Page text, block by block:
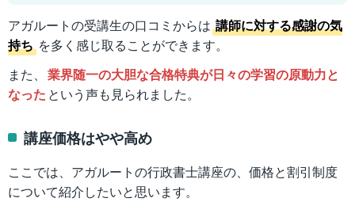
アガルートの受講生の口コミからは 講師に対する感謝の気
持ち を多く感じ取ることができます。
また、 業界随一の大胆な合格特典が日々の学習の原動力と
なった という声も見られました。
講座価格はやや高め
ここでは、アガルートの行政書士講座の、価格と割引制度
について紹介したいと思います。